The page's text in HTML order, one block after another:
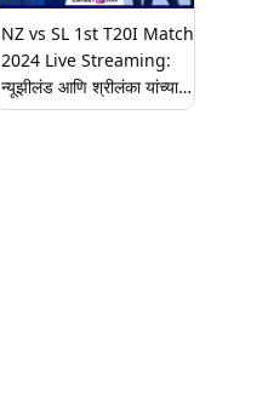
NZ vs SL 1st T20I Match
2024 Live Streaming:
न्यूझीलंड आणि श्रीलंका यांच्यात
रंगणार आजपासून टी-20 ची